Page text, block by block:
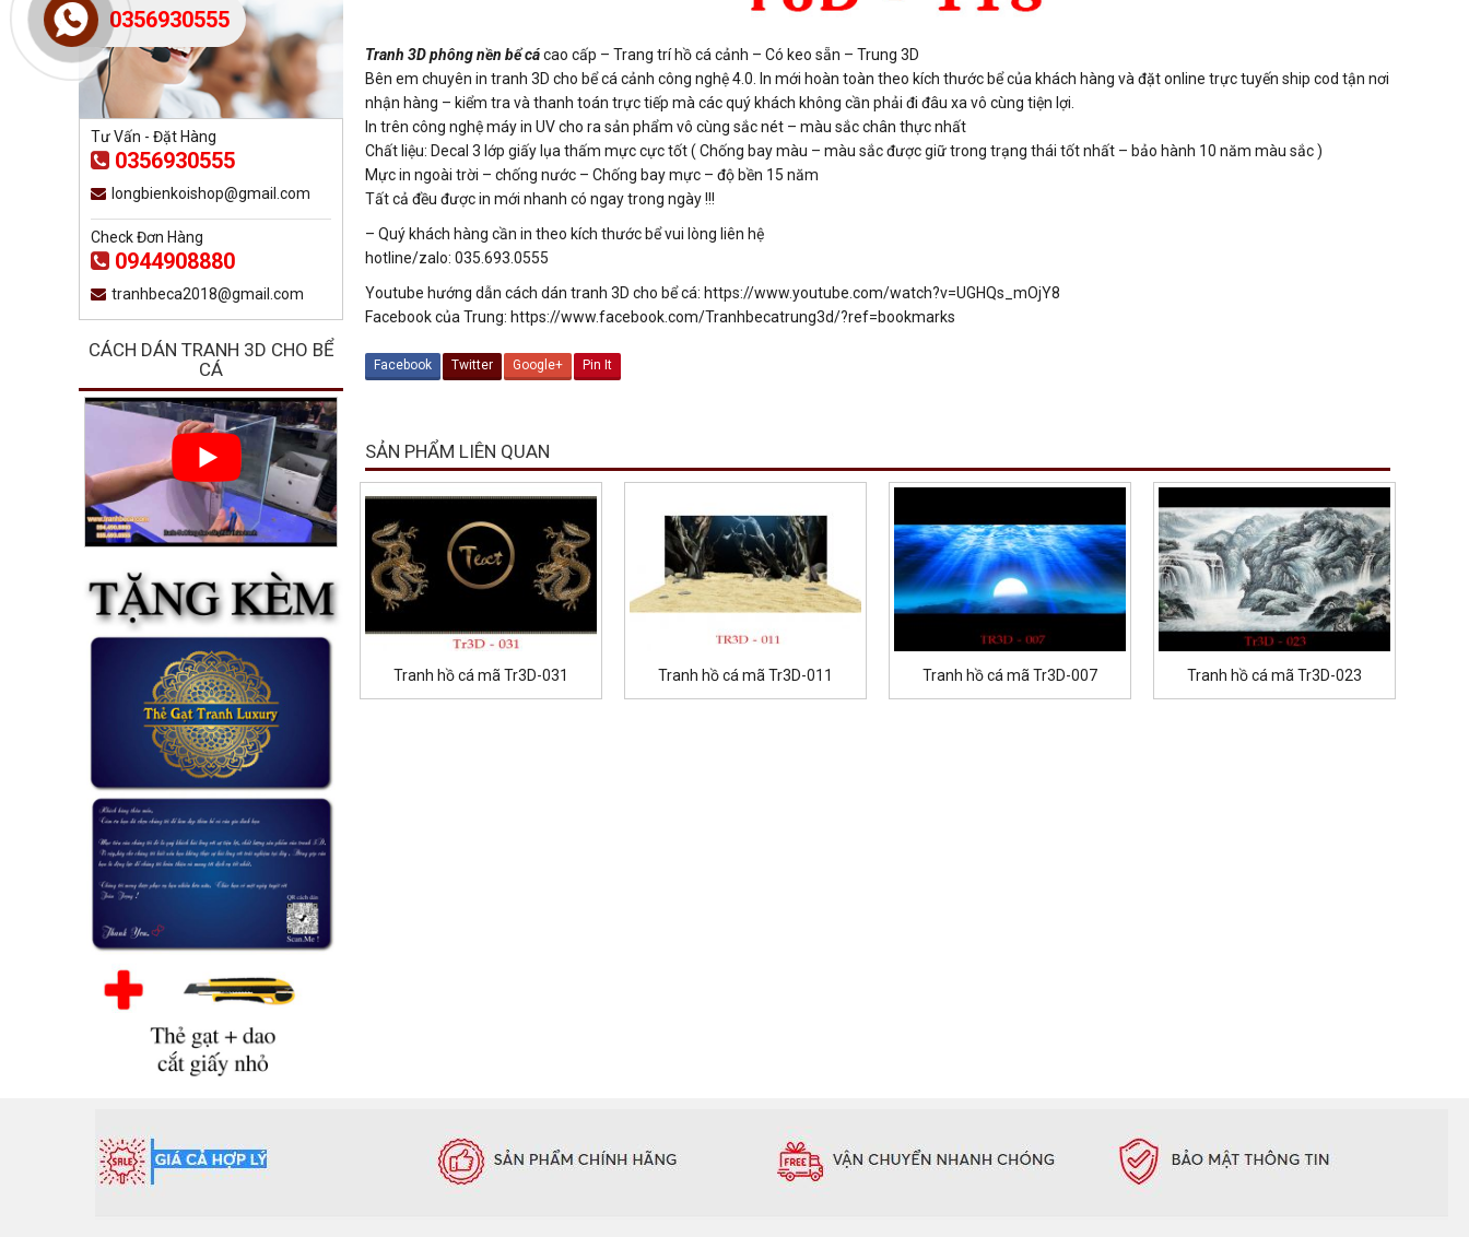
Tranh 3D phông nền bể cácao cấp – Trang trí hồ cá cảnh – Có keo sẵn – Trung 3D
Bên em chuyên in tranh 3D cho bể cá cảnh công nghệ 4.0. In mới hoàn toàn theo kích thước bể của khách hàng và đặt online trực tuyến ship cod tận nơi
nhận hàng – kiểm tra và thanh toán trực tiếp mà các quý khách không cần phải đi đâu xa vô cùng tiện lợi.
In trên công nghệ máy in UV cho ra sản phẩm vô cùng sắc nét – màu sắc chân thực nhất
Chất liệu: Decal 3 lớp giấy lụa thấm mực cực tốt ( Chống bay màu – màu sắc được giữ trong trạng thái tốt nhất – bảo hành 10 năm màu sắc )
Mực in ngoài trời – chống nước – Chống bay mực – độ bền 15 năm
Tất cả đều được in mới nhanh có ngay trong ngày !!!
– Quý khách hàng cần in theo kích thước bể vui lòng liên hệ
hotline/zalo: 035.693.0555
Youtube hướng dẫn cách dán tranh 3D cho bể cá: https://www.youtube.com/watch?v=UGHQs_mOjY8
Facebook của Trung: https://www.facebook.com/Tranhbecatrung3d/?ref=bookmarks
Facebook Twitter Google+ Pin It
SẢN PHẨM LIÊN QUAN
Tranh hồ cá mã Tr3D-031 Tranh hồ cá mã Tr3D-011 Tranh hồ cá mã Tr3D-007 Tranh hồ cá mã Tr3D-023
Tư Vấn - Đặt Hàng
0356930555
longbienkoishop@gmail.com
Check Đơn Hàng
0944908880
tranhbeca2018@gmail.com
CÁCH DÁN TRANH 3D CHO BỂ
CÁ
0356930555